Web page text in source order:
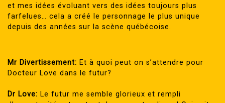
et mes idées évoluant vers des idées toujours plus
farfelues… cela a créé le personnage le plus unique
depuis des années sur la scène québécoise.
Mr Divertissement: Et à quoi peut on s’attendre pour
Docteur Love dans le futur?
Dr Love: Le futur me semble glorieux et rempli